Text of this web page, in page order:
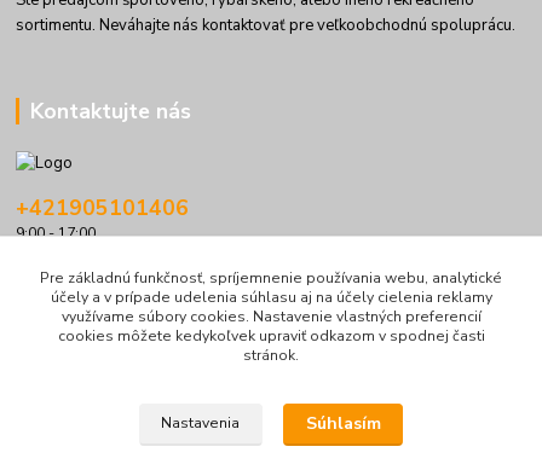
sortimentu. Neváhajte nás kontaktovať pre veľkoobchodnú spoluprácu.
Kontaktujte nás
+421905101406
9:00 - 17:00
info@kolibriboats.sk
© Všetky práva vyhradené prekolibriboats.sk|Obchodné podmienky
Pre základnú funkčnosť, spríjemnenie používania webu, analytické
účely a v prípade udelenia súhlasu aj na účely cielenia reklamy
využívame súbory cookies. Nastavenie vlastných preferencií
cookies môžete kedykoľvek upraviť odkazom v spodnej časti
stránok.
Nastavenia Súhlasím